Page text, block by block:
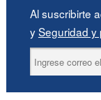
Al suscribirte
ySeguridad y